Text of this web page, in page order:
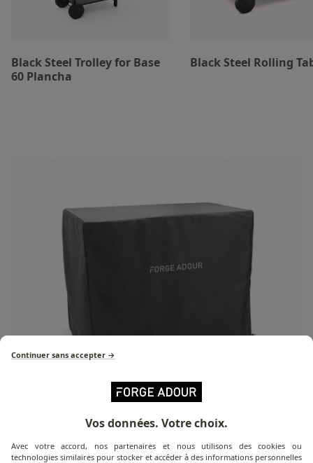
Black Steel Trolley for Base
60 Plancha
Black Steel Rolling
More information about the product
Continuer sans accepter →
Vos données. Votre choix.
Avec votre accord, nos partenaires et nous utilisons des cookies ou
technologies similaires pour stocker et accéder à des informations personnelles